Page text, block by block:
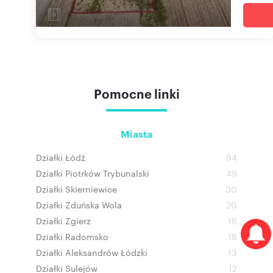
Pomocne linki
Miasta
Działki Łódź
94
Działki Piotrków Trybunalski
49
Działki Skierniewice
30
Działki Zduńska Wola
20
Działki Zgierz
18
Działki Radomsko
18
Działki Aleksandrów Łódzki
13
Działki Sulejów
12